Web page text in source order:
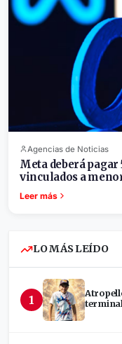
Agencias de Noticias
Meta deberá
vinculados a
Leer más
LO MÁS LEÍDO
1